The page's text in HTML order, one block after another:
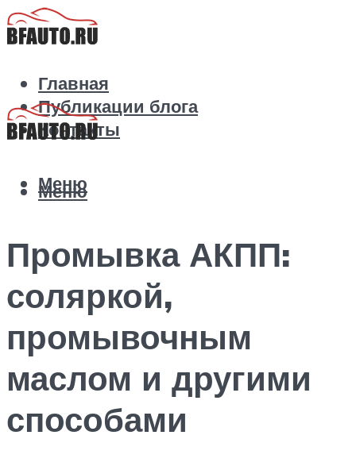
Главная
Публикации блога
Контакты
Меню
Меню
Промывка АКПП:
соляркой,
промывочным
маслом и другими
способами